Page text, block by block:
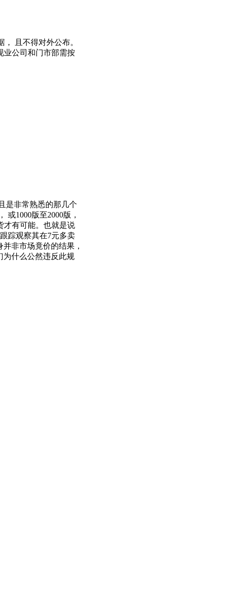
且不得对外公布。
业公司和门市部需按
是非常熟悉的那几个
1000版至2000版，
才有可能。也就是说
踪观察其在7元多卖
非市场竟价的结果，
为什么公然违反此规